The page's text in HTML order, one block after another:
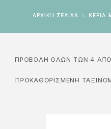
ΑΡΧΙΚΉ ΣΕΛΊΔΑ ΚΕΡΙΆ
ΠΡΟΒΟΛΉ ΌΛΩΝ ΤΩΝ 4